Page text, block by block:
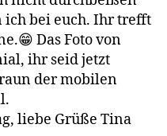
ich bei euch. Ihr trefft
Das Foto von
ihr seid jetzt
der mobilen
liebe Grüße Tina